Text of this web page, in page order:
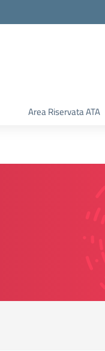
Area Riservata ATA